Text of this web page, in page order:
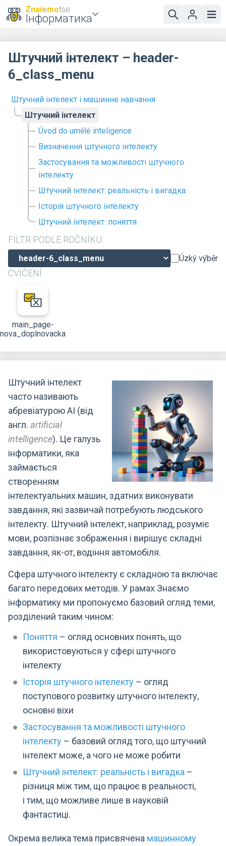
Znaiemotse
Інформатика
Штучний інтелект і машинне навчання
Штучний інтелект
Úvod do umělé inteligence
Визначення штучного інтелекту
Застосування та можливості штучного
інтелекту
Штучний інтелект: реальність і вигадка
Історія штучного інтелекту
Штучний інтелект: поняття
FILTR PODLE ROČNÍKU
Úzký výběr
CVIČENÍ
main_page-
nova_doplnovacka
Штучний інтелект – header-
6_class_menu
Штучний інтелект
часто називають
абревіатурою AI (від
англ. artificial
intelligence). Це галузь
інформатики, яка
займається
створенням
інтелектуальних машин, здатних виконувати
завдання, які зазвичай потребують людського
інтелекту. Штучний інтелект, наприклад, розуміє
мови, розпізнає зображення і вирішує складні
завдання, як-от, водіння автомобіля.
Сфера штучного інтелекту є складною та включає
багато передових методів. У рамах Знаємо
інформатику ми пропонуємо базовий огляд теми,
розділений таким чином:
Поняття – огляд основних понять, що
використовуються у сфері штучного
інтелекту
Історія штучного інтелекту – огляд
поступового розвитку штучного інтелекту,
основні віхи
Застосування та можливості штучного
інтелекту – базовий огляд того, що штучний
інтелект може, а чого не може робити
Штучний інтелект: реальність і вигадка –
різниця між тим, що працює в реальності,
і тим, що можливе лише в науковій
фантастиці.
Окрема велика тема присвячена машинному